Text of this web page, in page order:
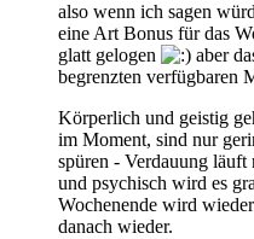
also wenn ich sagen
eine Art Bonus für das
glatt gelogen
aber
begrenzten verfügbaren
Körperlich und geistig
im Moment, sind nur
spüren - Verdauung
und psychisch wird es
Wochenende wird
danach wieder.